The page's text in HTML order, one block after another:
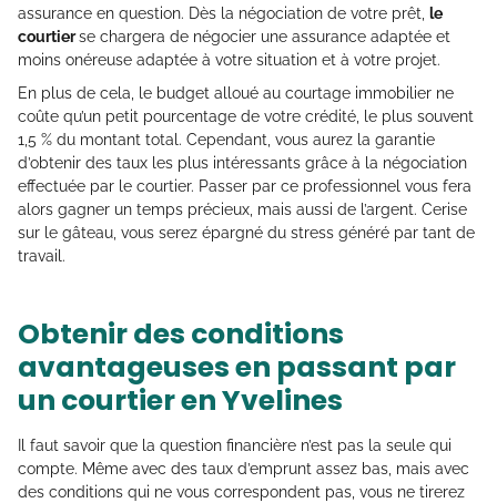
assurance en question. Dès la négociation de votre prêt, le
courtierse chargera de négocier une assurance adaptée et
moins onéreuse adaptée à votre situation et à votre projet.
En plus de cela, le budget alloué au courtage immobilier ne
coûte qu’un petit pourcentage de votre crédité, le plus souvent
1,5 % du montant total. Cependant, vous aurez la garantie
d’obtenir des taux les plus intéressants grâce à la négociation
effectuée par le courtier. Passer par ce professionnel vous fera
alors gagner un temps précieux, mais aussi de l’argent. Cerise
sur le gâteau, vous serez épargné du stress généré par tant de
travail.
Obtenir des conditions
avantageuses en passant par
un courtier en Yvelines
Il faut savoir que la question financière n’est pas la seule qui
compte. Même avec des taux d’emprunt assez bas, mais avec
des conditions qui ne vous correspondent pas, vous ne tirerez